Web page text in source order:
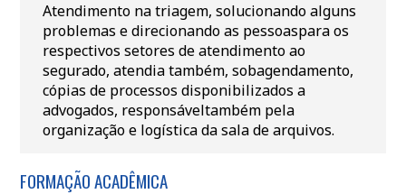
Atendimento na triagem, solucionando alguns
problemas e direcionando as pessoaspara os
respectivos setores de atendimento ao
segurado, atendia também, sobagendamento,
cópias de processos disponibilizados a
advogados, responsáveltambém pela
organização e logística da sala de arquivos.
FORMAÇÃO ACADÊMICA